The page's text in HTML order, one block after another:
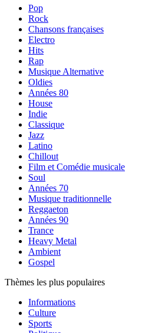
Pop
Rock
Chansons françaises
Electro
Hits
Rap
Musique Alternative
Oldies
Années 80
House
Indie
Classique
Jazz
Latino
Chillout
Film et Comédie musicale
Soul
Années 70
Musique traditionnelle
Reggaeton
Années 90
Trance
Heavy Metal
Ambient
Gospel
Thèmes les plus populaires
Informations
Culture
Sports